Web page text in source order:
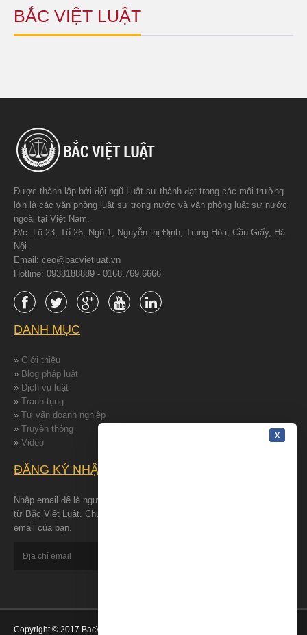
BẮC VIỆT LUẬT
Được thành lập bởi đội ngũ Luật sư thành đạt trong các môi trường
lớn là các văn phòng luật sư trong nước và văn phòng luật sư nước
ngoài tại Việt Nam.
Đ/c: Lô 23, Tổ 26, Ngõ 1, Nguyễn thị Định, Trung Hòa, Cầu Giấy, Hà
Nội.
Email: ceo@bacvietluat.vn
Hotline: 0938188889 - 0168.769.6666
DANH MỤC
» Giới thiệu
» Blog pháp luật
» Dịch vụ luật
» Tranh tụng
» Tư vấn doanh nghiệp
» Truyền thông
» Video
ĐĂNG KÝ NHẬN TIN
Nhập email để là người đâu tiên nhận được những tin tức mới nhất
từ Bắc Việt Luật. Chúng tôi cam kết bảo đảm quyền riêng tư cho
email của bạn.
Copyright © 2017 BacVietLuat - All Rights Reserved.